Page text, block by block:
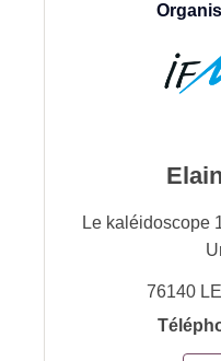
Le kaléidoscope
76140